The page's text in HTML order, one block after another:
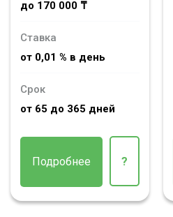
до 170 000 ₸
Ставка
от 0,01 % в день
Срок
от 65 до 365 дней
Подробнее ?